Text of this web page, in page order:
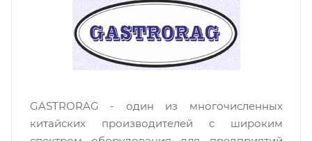
GASTRORAG - один из многочисленных
китайских производителей с широким